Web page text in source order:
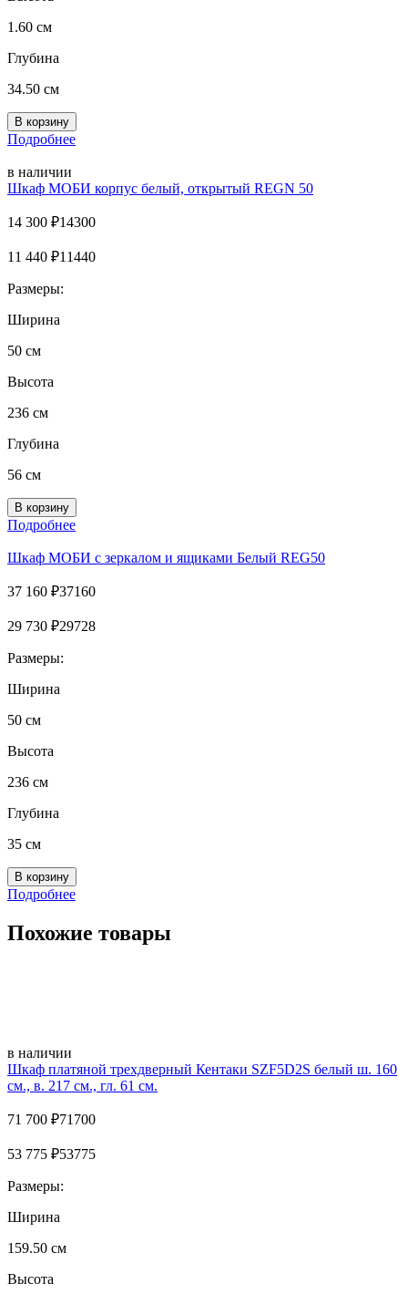
1.60 см
Глубина
34.50 см
Подробнее
в наличии
Шкаф MOБИ корпус белый, открытый REGN 50
14 300 ₽14300
11 440 ₽11440
Размеры:
Ширина
50 см
Высота
236 см
Глубина
56 см
Подробнее
Шкаф MOБИ с зеркалом и ящиками Белый REG50
37 160 ₽37160
29 730 ₽29728
Размеры:
Ширина
50 см
Высота
236 см
Глубина
35 см
Подробнее
Похожие товары
в наличии
Шкаф платяной трехдверный Кентаки SZF5D2S белый ш. 160
см., в. 217 см., гл. 61 см.
71 700 ₽71700
53 775 ₽53775
Размеры:
Ширина
159.50 см
Высота